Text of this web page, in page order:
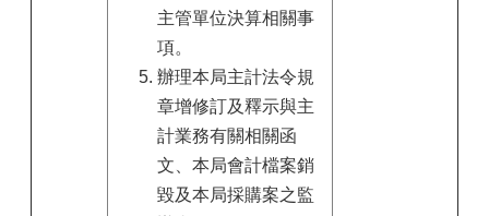
主管單位決算相關事
項。
辦理本局主計法令規
章增修訂及釋示與主
計業務有關相關函
文、本局會計檔案銷
毀及本局採購案之監